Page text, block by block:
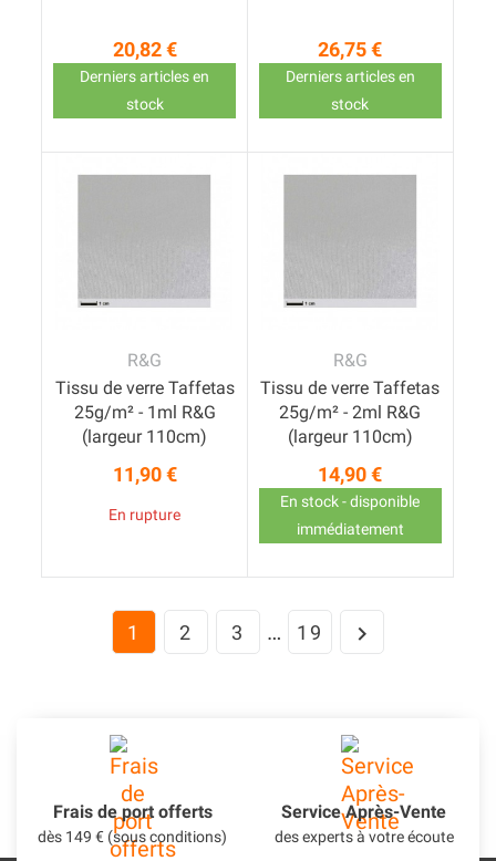
Prix
20,82 €
Derniers articles en
stock
Prix
26,75 €
Derniers articles en
stock
R&G
Tissu de verre Taffetas
25g/m² - 1ml R&G
(largeur 110cm)
Prix
11,90 €
En rupture
R&G
Tissu de verre Taffetas
25g/m² - 2ml R&G
(largeur 110cm)
Prix
14,90 €
En stock - disponible
immédiatement
1 2 3 … 19 
Frais de port offerts
dès 149 € (sous conditions)
Service Après-Vente
des experts à votre écoute